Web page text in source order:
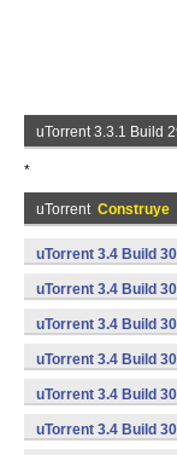
uTorrent 3.3.1 Build
*
uTorrent Construye
uTorrent 3.4 Build
uTorrent 3.4 Build
uTorrent 3.4 Build
uTorrent 3.4 Build
uTorrent 3.4 Build
uTorrent 3.4 Build